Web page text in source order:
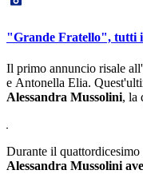
"Grande Fratello", tutti i
Il primo annuncio risale
e Antonella Elia.
Alessandra Mussolini, la
Durante il
Alessandra Mussolini